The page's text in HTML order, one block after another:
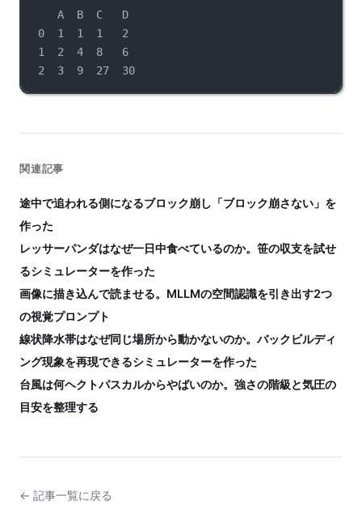
A  B  C   D
0  1  1  1   2
1  2  4  8   6
2  3  9  27  30
関連記事
途中で追われる側になるブロック崩し「ブロック崩さない」を
作った
レッサーパンダはなぜ一日中食べているのか。笹の収支を試せ
るシミュレーターを作った
画像に描き込んで読ませる。MLLMの空間認識を引き出す2つ
の視覚プロンプト
線状降水帯はなぜ同じ場所から動かないのか。バックビルディ
ング現象を再現できるシミュレーターを作った
台風は何ヘクトパスカルからやばいのか。強さの階級と気圧の
目安を整理する
← 記事一覧に戻る